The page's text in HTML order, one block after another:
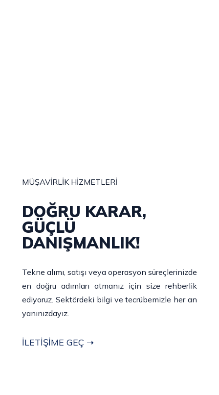
MÜŞAVİRLİK HİZMETLERİ
DOĞRU KARAR,
GÜÇLÜ
DANIŞMANLIK!
Tekne alımı, satışı veya operasyon süreçlerinizde
en doğru adımları atmanız için size rehberlik
ediyoruz. Sektördeki bilgi ve tecrübemizle her an
yanınızdayız.
İLETİŞİME GEÇ ➝